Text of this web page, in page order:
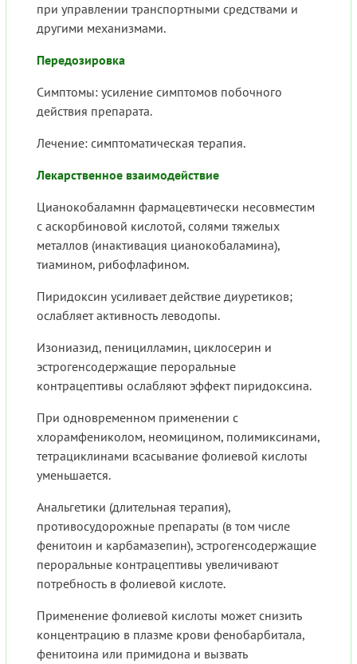
при управлении транспортными средствами и
другими механизмами.
Передозировка
Симптомы: усиление симптомов побочного
действия препарата.
Лечение: симптоматическая терапия.
Лекарственное взаимодействие
Цианокобаламнн фармацевтически несовместим
с аскорбиновой кислотой, солями тяжелых
металлов (инактивация цианокобаламина),
тиамином, рибофлафином.
Пиридоксин усиливает действие диуретиков;
ослабляет активность леводопы.
Изониазид, пеницилламин, циклосерин и
эстрогенсодержащие пероральные
контрацептивы ослабляют эффект пиридоксина.
При одновременном применении с
хлорамфениколом, неомицином, полимиксинами,
тетрациклинами всасывание фолиевой кислоты
уменьшается.
Анальгетики (длительная терапия),
противосудорожные препараты (в том числе
фенитоин и карбамазепин), эстрогенсодержащие
пероральные контрацептивы увеличивают
потребность в фолиевой кислоте.
Применение фолиевой кислоты может снизить
концентрацию в плазме крови фенобарбитала,
фенитоина или примидона и вызвать